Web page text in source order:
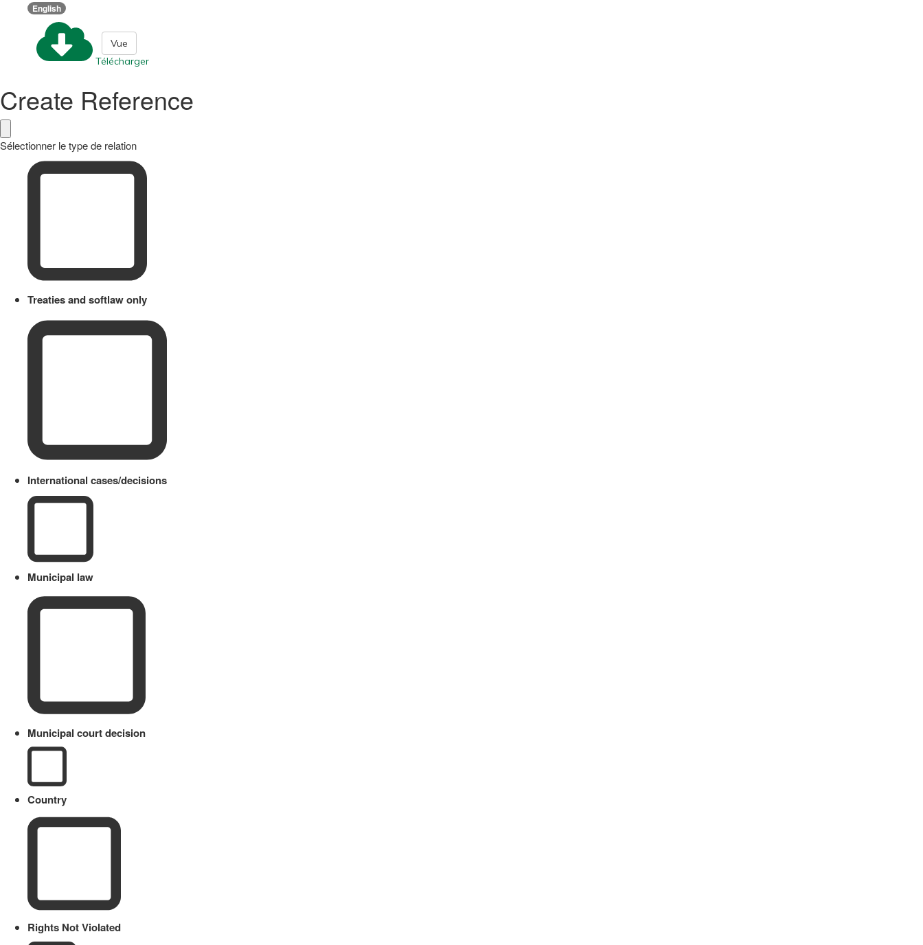
English
Télécharger
Vue
Create Reference
Sélectionner le type de relation
Treaties and softlaw only
International cases/decisions
Municipal law
Municipal court decision
Country
Rights Not Violated